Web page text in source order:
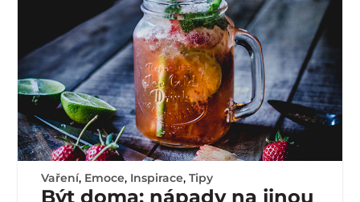
Vaření, Emoce, Inspirace,Tipy
Být doma: nápady na jinou